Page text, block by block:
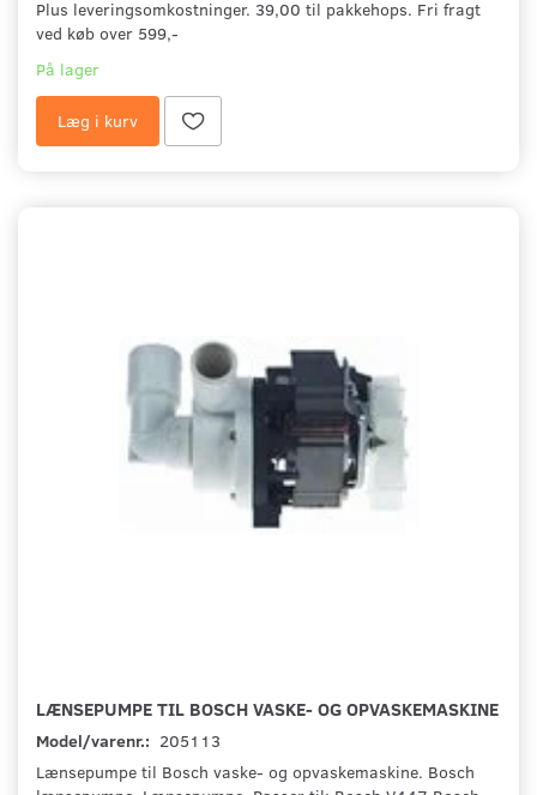
Plus leveringsomkostninger. 39,00 til pakkehops. Fri fragt
ved køb over 599,-
På lager
Læg i kurv
LÆNSEPUMPE TIL BOSCH VASKE- OG OPVASKEMASKINE
Model/varenr.: 205113
Lænsepumpe til Bosch vaske- og opvaskemaskine. Bosch